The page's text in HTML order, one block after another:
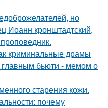
но
Иоанн кронштадтский,
криминальные драмы
главным бьюти - мемом о
старения кожи.
почему